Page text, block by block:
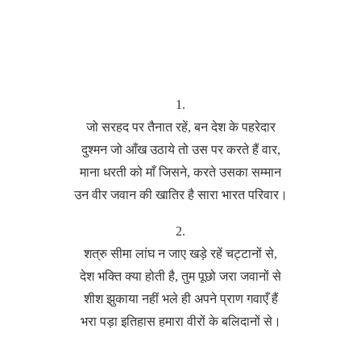
1.
जो सरहद पर तैनात रहें, बन देश के पहरेदार
दुश्मन जो आँख उठाये तो उस पर करते हैं वार,
माना धरती को माँ जिसने, करते उसका सम्मान
उन वीर जवान की खातिर है सारा भारत परिवार।
2.
शत्रु सीमा लांघ न जाए खड़े रहें चट्टानों से,
देश भक्ति क्या होती है, तुम पूछो जरा जवानों से
शीश झुकाया नहीं भले ही अपने प्राण गवाएँ हैं
भरा पड़ा इतिहास हमारा वीरों के बलिदानों से।